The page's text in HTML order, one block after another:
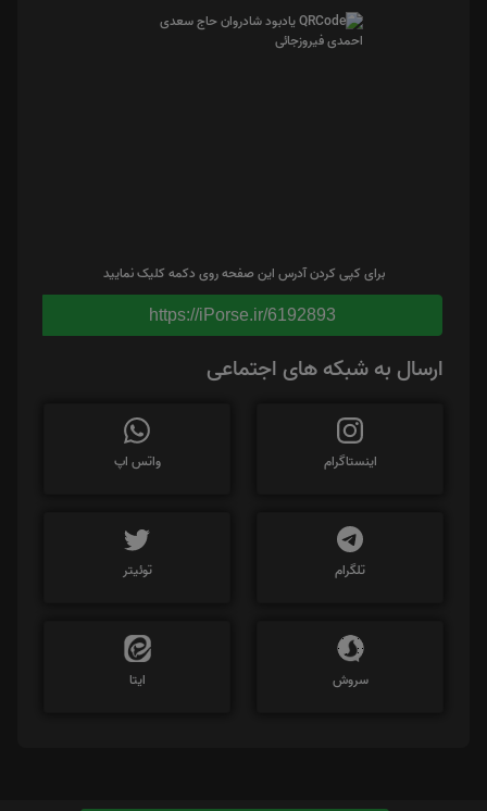
برای کپی کردن آدرس این صفحه روی دکمه کلیک نمایید
https://iPorse.ir/6192893
ارسال به شبکه های اجتماعی
اینستاگرام واتس اپ
تلگرام توئیتر
سروش ایتا